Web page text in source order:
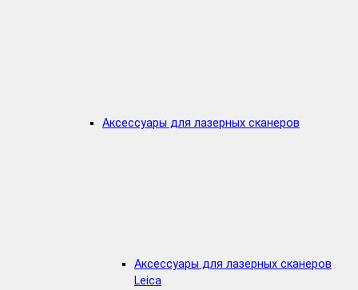
Аксессуары для лазерных сканеров
Аксессуары для лазерных сканеров
Leica